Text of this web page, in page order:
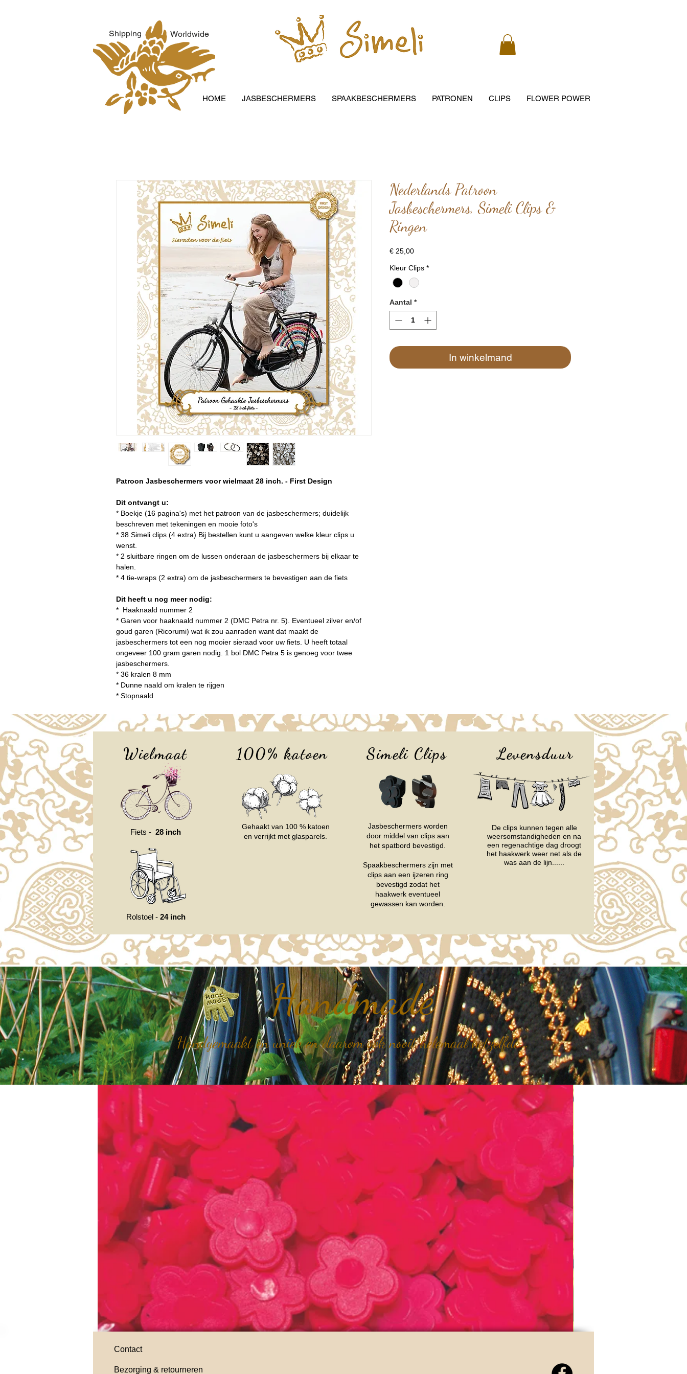
HOME JASBESCHERMERS SPAAKBESCHERMERS PATRONEN CLIPS FLOWER POWER
Shipping Worldwide
Patroon Jasbeschermers voor wielmaat 28 inch. - First Design
Dit ontvangt u:
* Boekje (16 pagina's) met het patroon van de jasbeschermers; duidelijk
beschreven met tekeningen en mooie foto's
* 38 Simeli clips (4 extra) Bij bestellen kunt u aangeven welke kleur clips u
wenst.
* 2 sluitbare ringen om de lussen onderaan de jasbeschermers bij elkaar te
halen.
* 4 tie-wraps (2 extra) om de jasbeschermers te bevestigen aan de fiets
Dit heeft u nog meer nodig:
* Haaknaald nummer 2
* Garen voor haaknaald nummer 2 (DMC Petra nr. 5). Eventueel zilver en/of
goud garen (Ricorumi) wat ik zou aanraden want dat maakt de
jasbeschermers tot een nog mooier sieraad voor uw fiets. U heeft totaal
ongeveer 100 gram garen nodig. 1 bol DMC Petra 5 is genoeg voor twee
jasbeschermers.
* 36 kralen 8 mm ​
* Dunne naald om kralen te rijgen
* Stopnaald
Nederlands Patroon
Jasbeschermers, Simeli Clips &
Ringen
€ 25,00Prijs
Kleur Clips *
Aantal *
In winkelmand
Wielmaat
Fiets -28 inch
Rolstoel - 24 inch
100% katoen
Gehaakt van 100 % katoen
en verrijkt met glasparels.
Simeli Clips
Jasbeschermers worden
door middel van clips aan
het spatbord bevestigd.
Spaakbeschermers zijn met
clips aan een ijzeren ring
bevestigd zodat het
haakwerk eventueel
gewassen kan worden.
De clips kunnen tegen alle
weersomstandigheden en na
een regenachtige dag droogt
het haakwerk weer net als de
was aan de lijn......
Levensduur
Handmade
Handgemaakt en uniek en daarom ook nooit helemaal hetzelfde...
Contact
Bezorging & retourneren